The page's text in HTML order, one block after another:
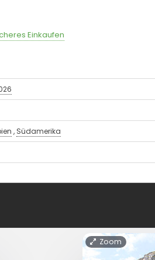
Einkaufen
, Südamerika
Zoom